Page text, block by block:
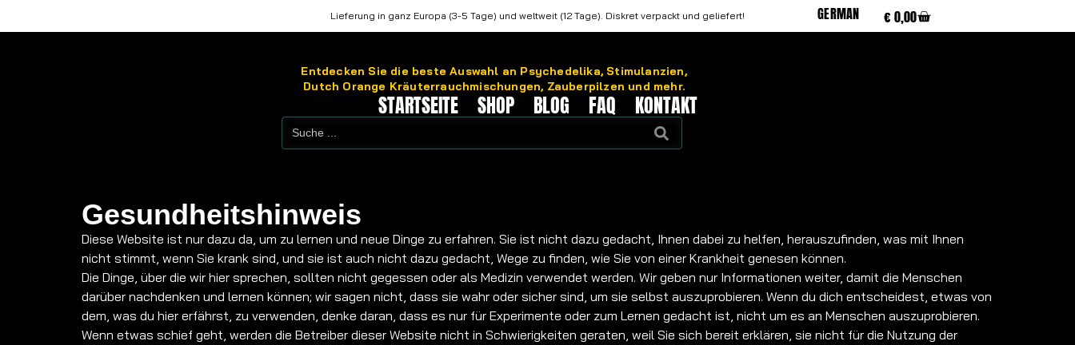
Lieferung in ganz Europa (3-5 Tage) und weltweit (12 Tage). Diskret verpackt und geliefert! GERMAN € 0,00
Entdecken Sie die beste Auswahl an Psychedelika, Stimulanzien,
Dutch Orange Kräuterrauchmischungen, Zauberpilzen und mehr.
STARTSEITE SHOP BLOG FAQ KONTAKT
Gesundheitshinweis
Diese Website ist nur dazu da, um zu lernen und neue Dinge zu erfahren. Sie ist nicht dazu gedacht, Ihnen dabei zu helfen, herauszufinden, was mit Ihnen
nicht stimmt, wenn Sie krank sind, und sie ist auch nicht dazu gedacht, Wege zu finden, wie Sie von einer Krankheit genesen können.
Die Dinge, über die wir hier sprechen, sollten nicht gegessen oder als Medizin verwendet werden. Wir geben nur Informationen weiter, damit die Menschen
darüber nachdenken und lernen können; wir sagen nicht, dass sie wahr oder sicher sind, um sie selbst auszuprobieren. Wenn du dich entscheidest, etwas von
dem, was du hier erfährst, zu verwenden, denke daran, dass es nur für Experimente oder zum Lernen gedacht ist, nicht um es an Menschen auszuprobieren.
Wenn etwas schief geht, werden die Betreiber dieser Website nicht in Schwierigkeiten geraten, weil Sie sich bereit erklären, sie nicht für die Nutzung der